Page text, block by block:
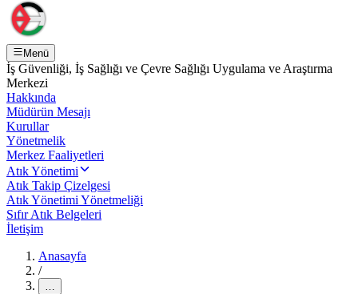
Menü
İş Güvenliği, İş Sağlığı ve Çevre Sağlığı Uygulama ve Araştırma
Merkezi
Hakkında
Müdürün Mesajı
Kurullar
Yönetmelik
Merkez Faaliyetleri
Atık Yönetimi
Atık Takip Çizelgesi
Atık Yönetimi Yönetmeliği
Sıfır Atık Belgeleri
İletişim
Anasayfa
/
…